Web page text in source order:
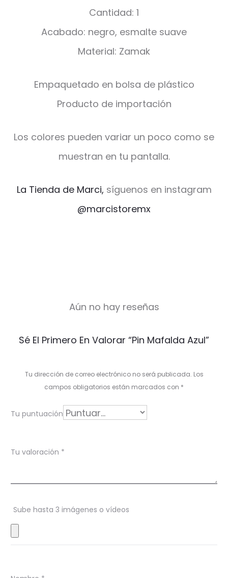
Cantidad: 1
Acabado: negro, esmalte suave
Material: Zamak
Empaquetado en bolsa de plástico
Producto de importación
Los colores pueden variar un poco como se
muestran en tu pantalla.
La Tienda de Marci, síguenos en instagram
@marcistoremx
V
a
r
i
o
e
s
Aún no hay reseñas
Sé El Primero En Valorar “Pin Mafalda Azul”
Tu dirección de correo electrónico no será publicada. Los
campos obligatorios están marcados con *
Tu puntuación
Tu valoración *
Sube hasta 3 imágenes o vídeos